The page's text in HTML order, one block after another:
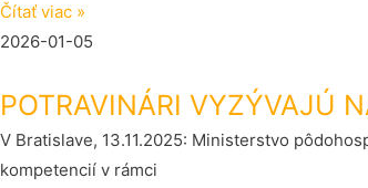
Čítať viac »
2026-01-05
POTRAVINÁRI VYZÝVAJÚ
V Bratislave, 13.11.2025: Ministerstvo
kompetencií v rámci